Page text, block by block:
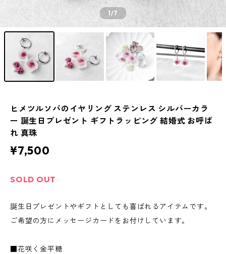
1/7
ヒメツルソバのイヤリング ステンレス シルバーカラ
ー 誕生日プレゼント ギフトラッピング 結婚式 お呼ば
れ 真珠
¥7,500
SOLD OUT
誕生日プレゼントやギフトとしても喜ばれるアイテムです。
ご希望の方にメッセージカードをお付けしています。
■花咲く金平糖